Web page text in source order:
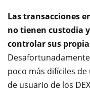
Las transacciones
no tienen custodia
controlar sus
poco más difíciles de
de usuario de los